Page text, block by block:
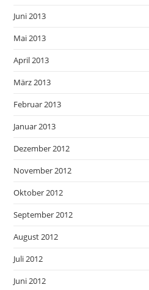
Juni 2013
Mai 2013
April 2013
März 2013
Februar 2013
Januar 2013
Dezember 2012
November 2012
Oktober 2012
September 2012
August 2012
Juli 2012
Juni 2012